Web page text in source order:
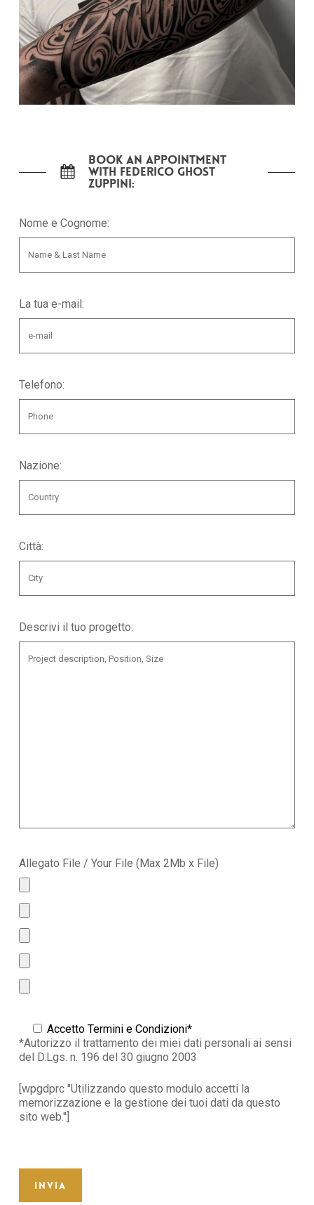
Nessun prodotto nel carrello.
Go To Shop
Book an appointment
with Federico Ghost
Zuppini:
Nome e Cognome:
La tua e-mail:
Telefono:
Nazione:
Città:
Descrivi il tuo progetto:
Allegato File / Your File (Max 2Mb x File)
Accetto Termini e Condizioni*
*Autorizzo il trattamento dei miei dati personali ai sensi
del D.Lgs. n. 196 del 30 giugno 2003
[wpgdprc "Utilizzando questo modulo accetti la
memorizzazione e la gestione dei tuoi dati da questo
sito web."]